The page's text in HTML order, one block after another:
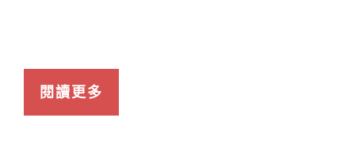
閱讀更多